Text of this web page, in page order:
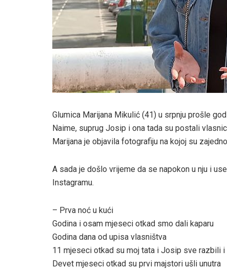
Glumica Marijana Mikulić (41) u srpnju prošle
Naime, suprug Josip i ona tada su postali
Marijana je objavila fotografiju na kojoj su
A sada je došlo vrijeme da se napokon u nju i
Instagramu.
– Prva noć u kući
Godina i osam mjeseci otkad smo dali kaparu
Godina dana od upisa vlasništva
11 mjeseci otkad su moj tata i Josip sve razbili
Devet mjeseci otkad su prvi majstori ušli unutra